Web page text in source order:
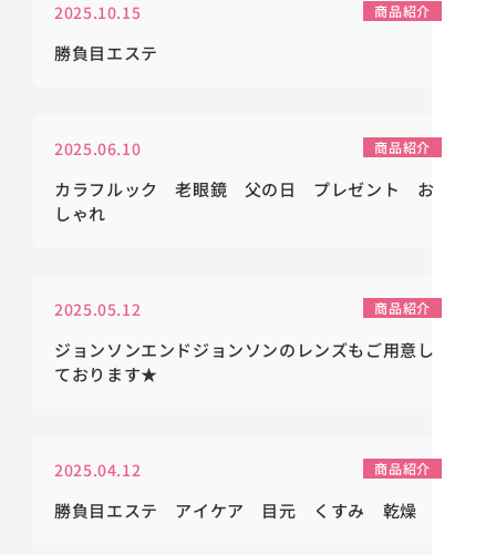
2025.10.15 商品紹介
勝負目エステ
2025.06.10 商品紹介
カラフルック 老眼鏡 父の日 プレゼント お
しゃれ
2025.05.12 商品紹介
ジョンソンエンドジョンソンのレンズもご用意し
ております★
2025.04.12 商品紹介
勝負目エステ アイケア 目元 くすみ 乾燥